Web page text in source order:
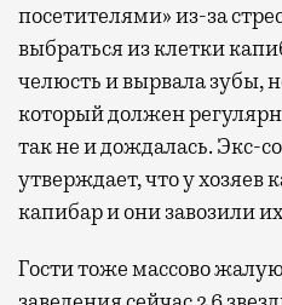
посетителями» из-за
выбраться из клетки
челюсть и вырвала зубы,
который должен
так не и дождалась. Экс-
утверждает, что у хозяев
капибар и они завозили
Гости тоже массово